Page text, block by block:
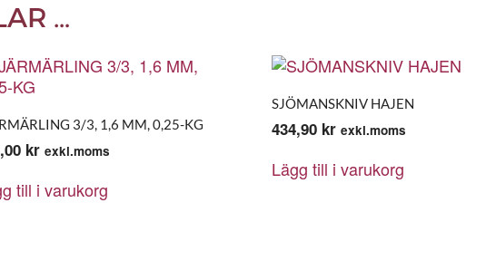
…
3/3, 1,6 MM, 0,25-KG
kr exkl.moms
till i varukorg
SJÖMANSKNIV HAJEN
434,90 kr exkl.moms
Lägg till i varukorg